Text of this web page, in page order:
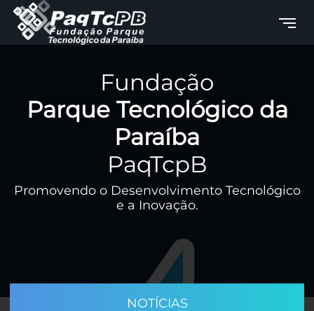
Fundação
Parque Tecnológico da
Paraíba
PaqTcpB
Promovendo o Desenvolvimento Tecnológico
e a Inovação.
NOTÍCIAS